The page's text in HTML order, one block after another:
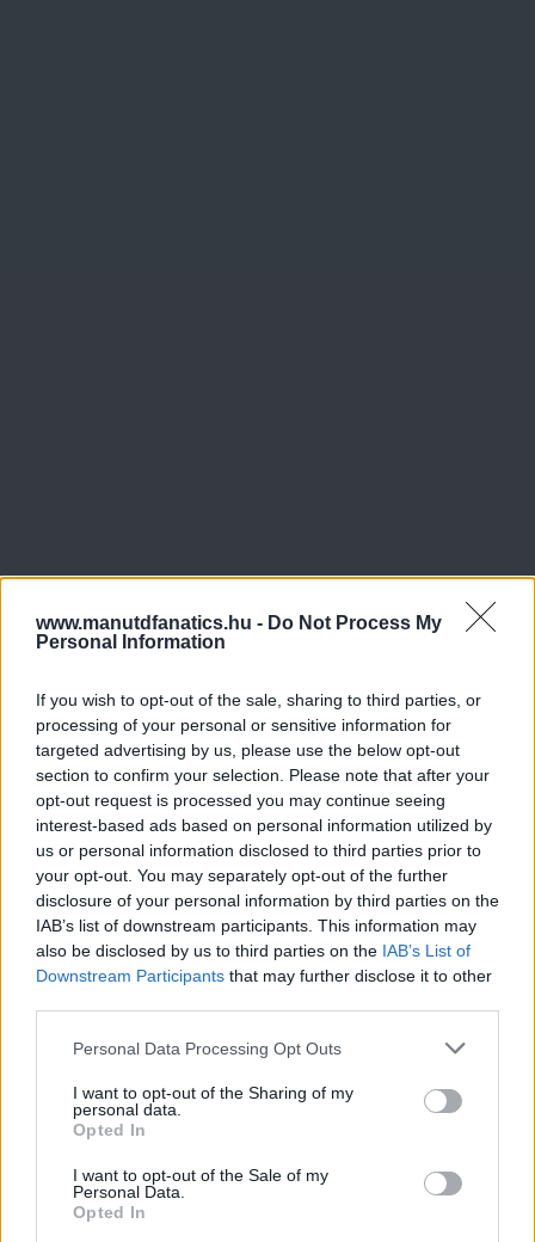
www.manutdfanatics.hu - Do Not Process My
Personal Information
If you wish to opt-out of the sale, sharing to third parties, or
processing of your personal or sensitive information for
targeted advertising by us, please use the below opt-out
section to confirm your selection. Please note that after your
opt-out request is processed you may continue seeing
interest-based ads based on personal information utilized by
us or personal information disclosed to third parties prior to
your opt-out. You may separately opt-out of the further
disclosure of your personal information by third parties on the
IAB’s list of downstream participants. This information may
also be disclosed by us to third parties on the IAB’s List of
Downstream Participants that may further disclose it to other
Please note that this website/app uses one or more Google
not limited to your visit or usage behaviour. You may click to
grant or deny consent to Google and its third-party tags to
use your data for below specified purposes in below Google
consent section.
Personal Data Processing Opt Outs
I want to opt-out of the Sharing of my
personal data.
Opted In
I want to opt-out of the Sale of my
Personal Data.
Opted In